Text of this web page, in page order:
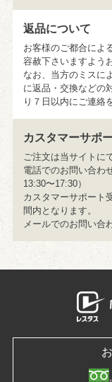
返品について
お客様のご都合によ
容赦下さいますよう
なお、当方のミスに
に返品・交換などの
り７日以内にご連絡
カスタマーサポ
ご注文は当サイトに
電話でのお問い合わ
13:30〜17:30）
カスタマーサポート
間内となります。
メールでのお問い合